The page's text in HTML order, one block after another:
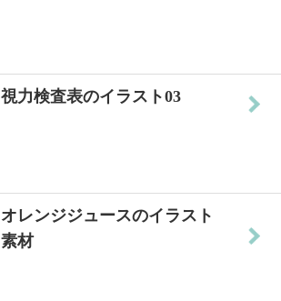
視力検査表のイラスト03
オレンジジュースのイラスト
素材